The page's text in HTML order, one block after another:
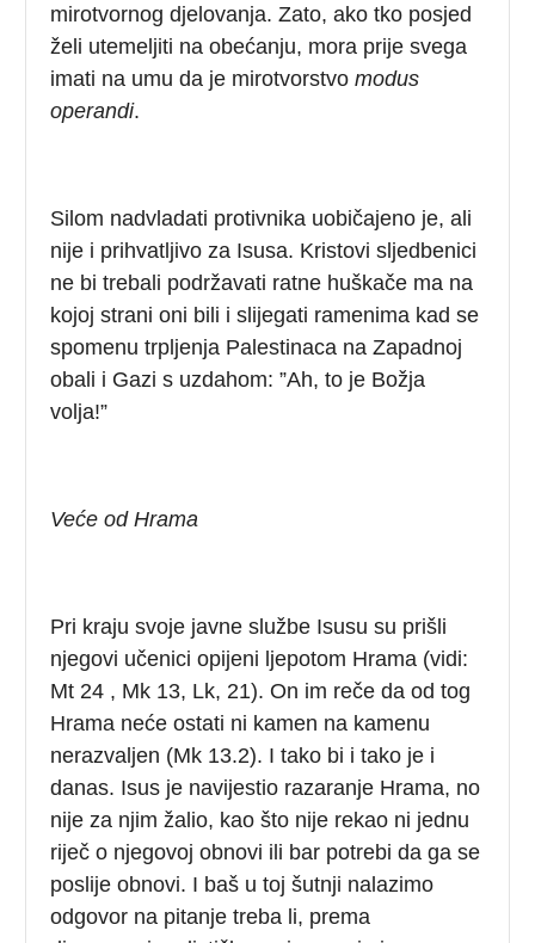
mirotvornog djelovanja. Zato, ako tko posjed
želi utemeljiti na obećanju, mora prije svega
imati na umu da je mirotvorstvomodus
operandi.
Silom nadvladati protivnika uobičajeno je, ali
nije i prihvatljivo za Isusa. Kristovi sljedbenici
ne bi trebali podržavati ratne huškače ma na
kojoj strani oni bili i slijegati ramenima kad se
spomenu trpljenja Palestinaca na Zapadnoj
obali i Gazi s uzdahom: ”Ah, to je Božja
volja!”
Veće od Hrama
Pri kraju svoje javne službe Isusu su prišli
njegovi učenici opijeni ljepotom Hrama (vidi:
Mt 24 , Mk 13, Lk, 21). On im reče da od tog
Hrama neće ostati ni kamen na kamenu
nerazvaljen (Mk 13.2). I tako bi i tako je i
danas. Isus je navijestio razaranje Hrama, no
nije za njim žalio, kao što nije rekao ni jednu
riječ o njegovoj obnovi ili bar potrebi da ga se
poslije obnovi. I baš u toj šutnji nalazimo
odgovor na pitanje treba li, prema